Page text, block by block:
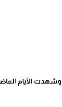
وشهدت الأيام